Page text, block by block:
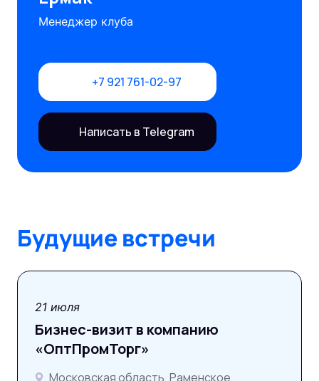
Менеджер клуба
+7 921 761-02-97
Написать в Telegram
Будущие встречи
21 июля
Бизнес-визит в компанию
«ОптПромТорг»
Московская область, Раменское,